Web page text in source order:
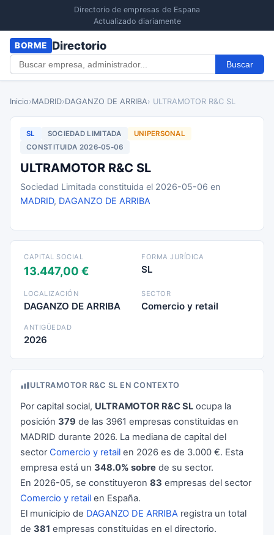
Directorio de empresas de Espana
Actualizado diariamente
BORME Directorio
Buscar
Inicio›MADRID›DAGANZO DE ARRIBA› ULTRAMOTOR R&C SL
SL SOCIEDAD LIMITADA
UNIPERSONAL
CONSTITUIDA 2026-05-06
ULTRAMOTOR R&C SL
Sociedad Limitada constituida el 2026-05-06 en
MADRID, DAGANZO DE ARRIBA
CAPITAL SOCIAL
13.447,00 €
FORMA JURÍDICA
SL
LOCALIZACIÓN
DAGANZO DE ARRIBA
SECTOR
Comercio y retail
ANTIGÜEDAD
2026
ULTRAMOTOR R&C SL EN CONTEXTO
Por capital social, ULTRAMOTOR R&C SL ocupa la
posición 379 de las 3961 empresas constituidas en
MADRID durante 2026. La mediana de capital del
sector Comercio y retail en 2026 es de 3.000 €. Esta
empresa está un 348.0% sobre de su sector.
En 2026-05, se constituyeron 83 empresas del sector
Comercio y retail en España.
El municipio de DAGANZO DE ARRIBA registra un total
de 381 empresas constituidas en el directorio.